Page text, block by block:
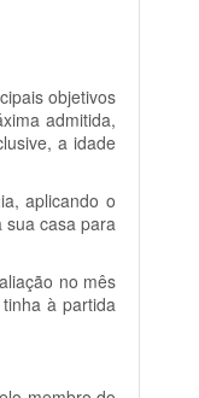
objetivos
admitida,
a idade
aplicando o
sua casa para
no mês
à partida